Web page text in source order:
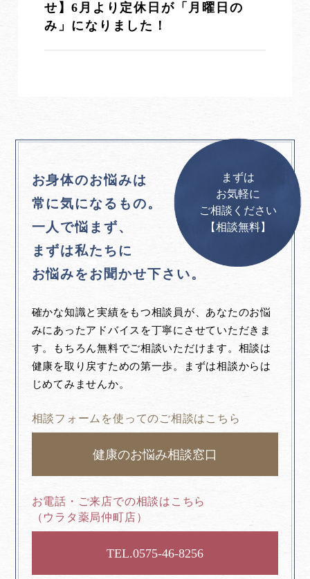
せ】6月より定休日が「月曜日の
み」になりました！
お身体のお悩みは
常に気になるもの。
一人で悩まず、
まずは私たちに
お悩みをお聞かせ下さい。
確かな知識と実績をもつ相談員が、あなたのお悩
みにあったアドバイスを丁寧にさせていただきま
す。もちろん無料でご相談いただけます。相談は
健康を取り戻すための第一歩。まずは相談からは
じめてみませんか。
相談フォームを使ってのご相談はこちら
健康のお悩み相談窓口
お電話・ご来店での相談はこちら
（ウラタ薬局仲町店）
0575-46-8256
まずは
お気軽に
ご相談ください
【相談無料】